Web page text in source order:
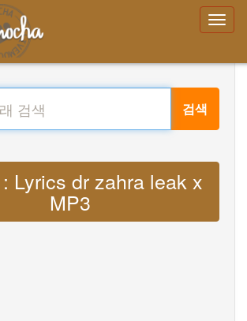
검색
Lyrics dr zahra leak x
MP3